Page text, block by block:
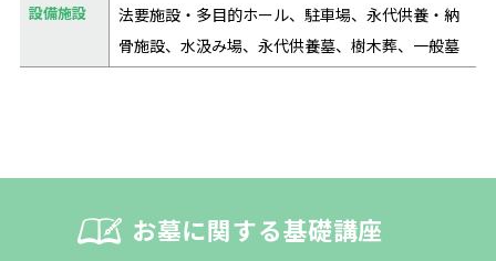
設備施設
法要施設・多目的ホール、駐車場、永代供養・納
骨施設、水汲み場、永代供養墓、樹木葬、一般墓
お墓に関する基礎講座